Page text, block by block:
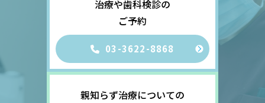
治療や歯科検診の
ご予約
03-3622-8868
親知らず治療についての